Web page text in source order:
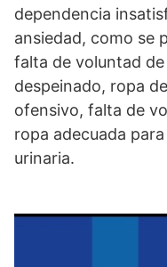
dependencia
ansiedad, como se
falta de voluntad
despeinado, ropa
ofensivo, falta de
ropa adecuada
urinaria.